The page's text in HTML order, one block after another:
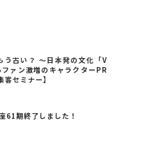
古い？ ～日本発の文化「V
ァン激増のキャラクターPR
セミナー】
61期終了しました！